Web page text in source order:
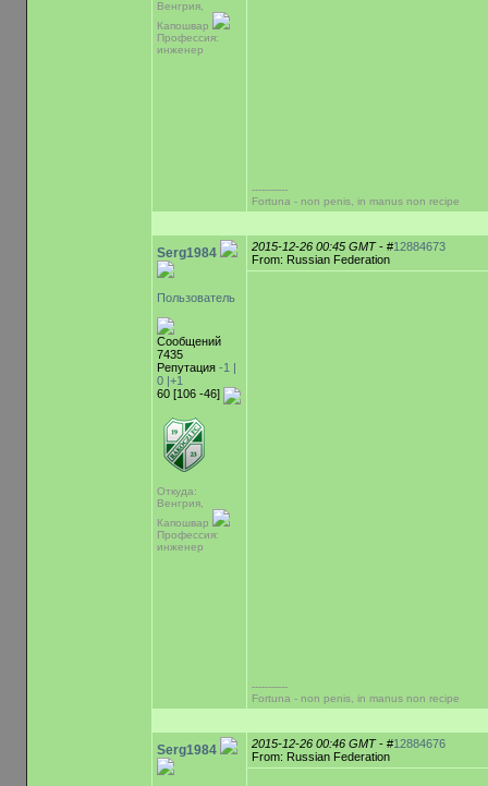
Венгрия,
Капошвар
Профессия:
инженер
-----------
Fortuna - non penis, in manus non recipe
Serg1984
Пользователь
Сообщений
7435
Репутация -1 |
0 |+1
60 [106 -46]
Откуда:
Венгрия,
Капошвар
Профессия:
инженер
2015-12-26 00:45 GMT- #12884673
From: Russian Federation
-----------
Fortuna - non penis, in manus non recipe
Serg1984 2015-12-26 00:46 GMT- #12884676
From: Russian Federation